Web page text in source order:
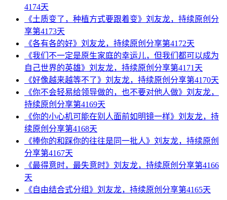
4174天
《土质变了，种植方式要跟着变》刘友龙，持续原创分
享第4173天
《各有各的好》刘友龙，持续原创分享第4172天
《我们不一定是原生家庭的幸运儿，但我们都可以成为
自己世界的英雄》刘友龙，持续原创分享第4171天
《好像越来越等不了》刘友龙，持续原创分享第4170天
《你不会轻易给领导做的，也不要对他人做》刘友龙，
持续原创分享第4169天
《你的小心机可能在别人面前如明镜一样》刘友龙，持
续原创分享第4168天
《捧你的和踩你的往往是同一批人》刘友龙，持续原创
分享第4167天
《最得意时，最失意时》刘友龙，持续原创分享第4166
天
《自由结合式分组》刘友龙，持续原创分享第4165天